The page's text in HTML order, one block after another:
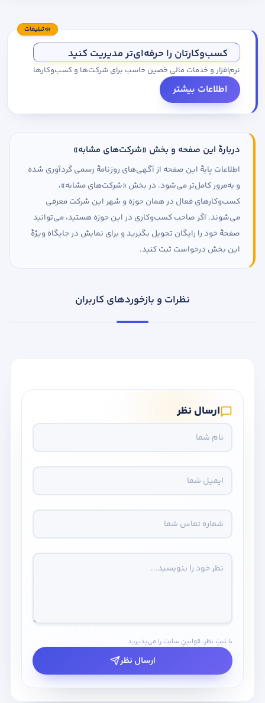
تبلیغات
کسب‌وکارتان را حرفه‌ای‌تر مدیریت کنید
نرم‌افزار و خدمات مالی حَصین حاسب برای شرکت‌ها و کسب‌وکارها
اطلاعات بیشتر
دربارهٔ این صفحه و بخش «شرکت‌های مشابه»
اطلاعات پایهٔ این صفحه از آگهی‌های روزنامهٔ رسمی گردآوری شده
و به‌مرور کامل‌تر می‌شود. در بخش «شرکت‌های مشابه»،
کسب‌وکارهای فعال در همان حوزه و شهر این شرکت معرفی
می‌شوند. اگر صاحب کسب‌وکاری در این حوزه هستید، می‌توانید
صفحهٔ خود را رایگان تحویل بگیرید و برای نمایش در جایگاه ویژهٔ
این بخش درخواست ثبت کنید.
نظرات و بازخوردهای کاربران
ارسال نظر
با ثبتِ نظر، قوانینِ سایت را می‌پذیرید.
ارسال نظر